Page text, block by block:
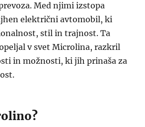
Med njimi izstopa
električni avtomobil, ki
stil in trajnost. Ta
v svet Microlina, razkril
in možnosti, ki jih prinaša za